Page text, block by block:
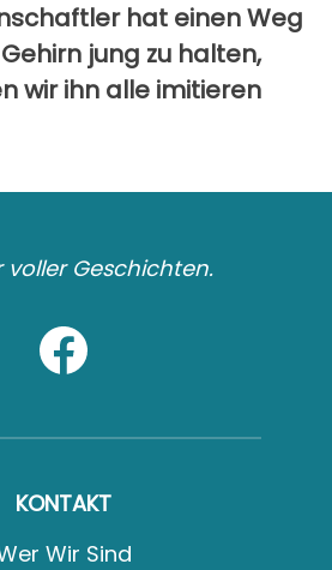
hat einen Weg
jung zu halten,
wir ihn alle imitieren
voller Geschichten.
KONTAKT
Wir Sind